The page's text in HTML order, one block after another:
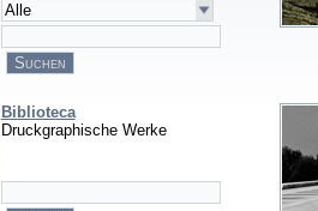
Biblioteca
Druckgraphische Werke